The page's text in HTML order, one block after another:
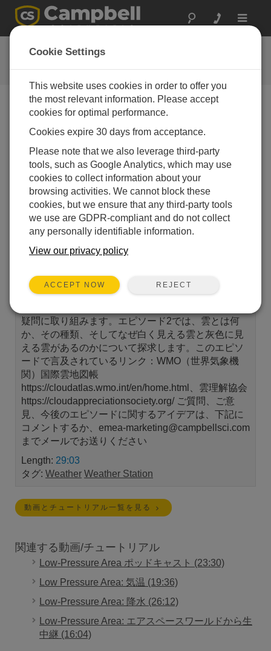
Toggle
Low-Pressure Area: 雲
Low-Pressure ポッドキャスト エピソード2
Campbell Scientificのポッドキャスト「低気圧域」へ
の天気と、それを理解するのに役立つ環境測定につ
いて探求します。各エピソードでは、私たちの日常
疑問に取り組みます。エピソード2では、雲とは何
か、その種類、そしてなぜ白く見える雲と灰色に見
える雲があるのか​​について探求します。このエピソ
ードで言及されているリンク：WMO（世界気象機
関）国際雲地図帳
https://cloudatlas.wmo.int/en/home.html、雲理解協会
https://cloudappreciationsociety.org/ ご質問、ご意
見、今後のエピソードに関するアイデアは、下記に
コメントするか、emea-marketing@campbellsci.com
までメールでお送りください
Length: 29:03
タグ: Weather Weather Station
動画とチュートリアル一覧を見る
関連する動画/チュートリアル
Low-Pressure Area ポッドキャスト (23:30)
Low Pressure Area: 気温 (19:36)
Low-Pressure Area: 降水 (26:12)
Low-Pressure Area: エアスペースワールドから生
中継 (16:04)
Cookie Settings
This website uses cookies in order to offer you
the most relevant information. Please accept
cookies for optimal performance.
Cookies expire 30 days from acceptance.
Please note that we also leverage third-party
tools, such as Google Analytics, which may use
cookies to collect information about your
browsing activities. We cannot block these
cookies, but we ensure that any third-party tools
we use are GDPR-compliant and do not collect
any personally identifiable information.
View our privacy policy
ACCEPT NOW REJECT